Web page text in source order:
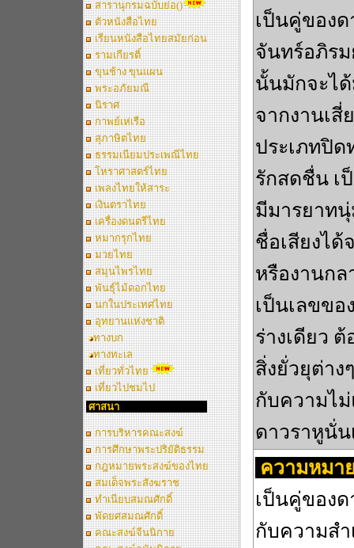
สารานุกรมฉบับย่อ()
ตัวหนังสือไทย
เรียนหนังสือไทยสมัยก่อน
รามเกียรติ์
ขุนช้าง ขุนแผน
พระอภัยมณี
นิราศ
กาพย์เห่เรือ
สุภาษิตไทย
ธรรมเนียมประเพณีไทย
โหราศาสตร์ไทย
เพลงไทยให้สาระ
เงินตราไทย
เครื่องดนตรีไทย
หมากรุกไทย
มวยไทย
สมุนไพรไทย
พันธุ์ไม้ดอกไทย
นกในประเทศไทย
อุทยานแห่งชาติ
ทางบก
ทางทะเล
เที่ยวทั่วไทย
เที่ยวไปชมไป
ศาสนา
การบริหารคณะสงฆ์
การศึกษาพระปริยัติธรรม
กฎหมายพระสงฆ์ของไทย
สมเด็จพระสังฆราช
ทำเนียบสมณศักดิ์
พัดยศสมณศักดิ์
คณะสงฆ์จีนนิกาย
เป็นคู่ของด
จันทร์อภิรม
นั้นมักจะได้
จากงานเสี่
ประเภทปิด
รักสดชื่น เ
มีมารยาท
ชื่อเสียงได้
หรืองานกล
เป็นเลขข
ร่างเดียว
สิ่งยั่วยุต่าง
กับความไ
ดาวราหูนั่น
ความหมา
เป็นคู่ของ
กับความส